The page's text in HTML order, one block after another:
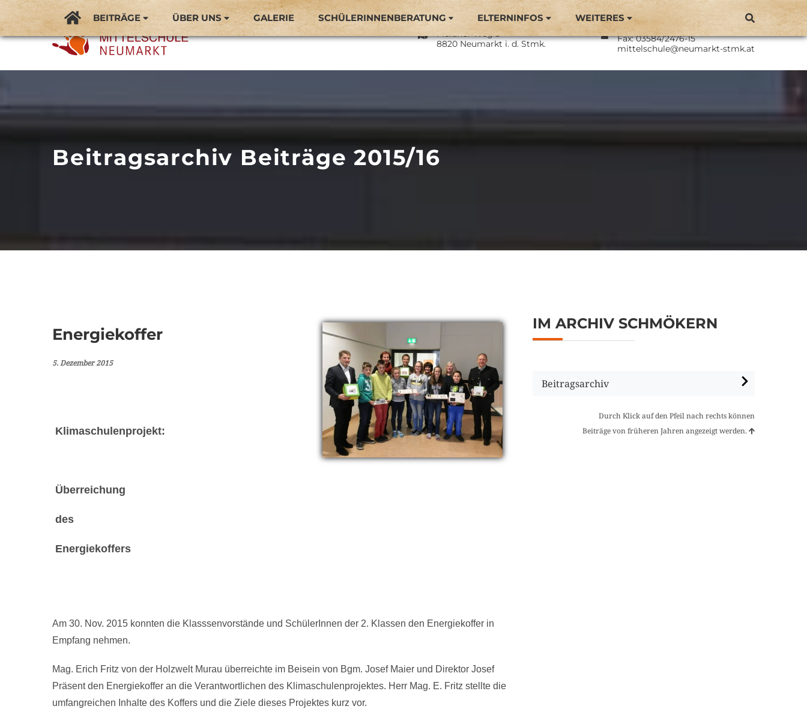
Naturparkmittelschule Neumarkt
Meraner Weg 3
8820 Neumarkt i. d. Stmk.
Direktor: BEd Philipp Langmaier
Tel.: 03584/2476
Fax: 03584/2476-15
mittelschule@neumarkt-stmk.at
BEITRÄGE ÜBER UNS GALERIE SCHÜLERINNENBERATUNG ELTERNINFOS WEITERES
Beitragsarchiv Beiträge 2015/16
Energiekoffer
5. Dezember 2015
Klimaschulenprojekt:
Überreichung
des
Energiekoffers
Am 30. Nov. 2015 konnten die Klasssenvorstände und SchülerInnen der 2. Klassen den Energiekoffer in
Empfang nehmen.
Mag. Erich Fritz von der Holzwelt Murau überreichte im Beisein von Bgm. Josef Maier und Direktor Josef
Präsent den Energiekoffer an die Verantwortlichen des Klimaschulenprojektes. Herr Mag. E. Fritz stellte die
umfangreichen Inhalte des Koffers und die Ziele dieses Projektes kurz vor.
IM ARCHIV SCHMÖKERN
Beitragsarchiv
Durch Klick auf den Pfeil nach rechts können
Beiträge von früheren Jahren angezeigt werden.